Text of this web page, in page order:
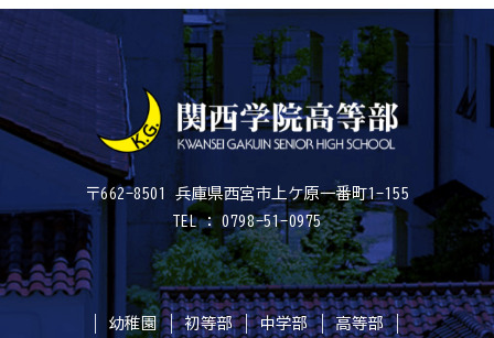
〒662-8501 兵庫県西宮市上ケ原一番町1-155
TEL : 0798-51-0975
幼稚園 初等部 中学部 高等部